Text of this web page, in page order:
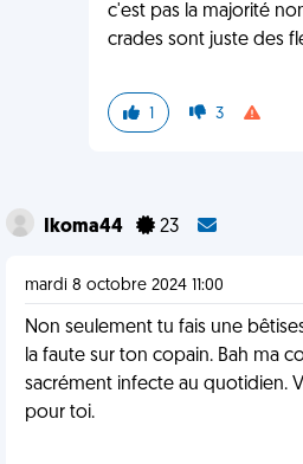
c'est pas la majorité
crades sont juste des
1 3
Ikoma44 23
mardi 8 octobre 2024 11:00
Non seulement tu fais une
la faute sur ton copain. Bah ma
sacrément infecte au quotidien.
pour toi.